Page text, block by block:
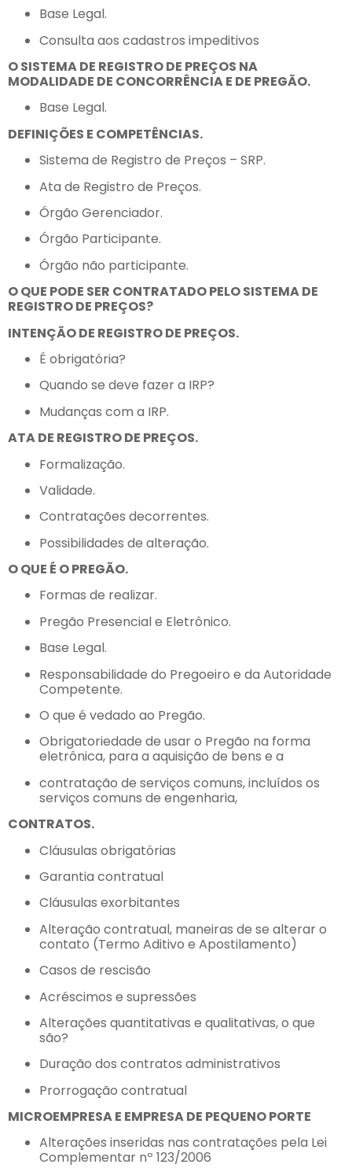
Base Legal.
Consulta aos cadastros impeditivos
O SISTEMA DE REGISTRO DE PREÇOS NA
MODALIDADE DE CONCORRÊNCIA E DE PREGÃO.
Base Legal.
DEFINIÇÕES E COMPETÊNCIAS.
Sistema de Registro de Preços – SRP.
Ata de Registro de Preços.
Órgão Gerenciador.
Órgão Participante.
Órgão não participante.
O QUE PODE SER CONTRATADO PELO SISTEMA DE
REGISTRO DE PREÇOS?
INTENÇÃO DE REGISTRO DE PREÇOS.
É obrigatória?
Quando se deve fazer a IRP?
Mudanças com a IRP.
ATA DE REGISTRO DE PREÇOS.
Formalização.
Validade.
Contratações decorrentes.
Possibilidades de alteração.
O QUE É O PREGÃO.
Formas de realizar.
Pregão Presencial e Eletrônico.
Base Legal.
Responsabilidade do Pregoeiro e da Autoridade
Competente.
O que é vedado ao Pregão.
Obrigatoriedade de usar o Pregão na forma
eletrônica, para a aquisição de bens e a
contratação de serviços comuns, incluídos os
serviços comuns de engenharia,
CONTRATOS.
Cláusulas obrigatórias
Garantia contratual
Cláusulas exorbitantes
Alteração contratual, maneiras de se alterar o
contato (Termo Aditivo e Apostilamento)
Casos de rescisão
Acréscimos e supressões
Alterações quantitativas e qualitativas, o que
são?
Duração dos contratos administrativos
Prorrogação contratual
MICROEMPRESA E EMPRESA DE PEQUENO PORTE
Alterações inseridas nas contratações pela Lei
Complementar nº 123/2006